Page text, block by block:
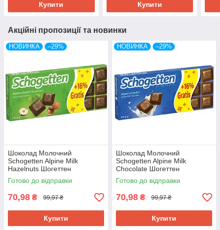
Купити Купити
Акційні пропозиції та новинки
НОВИНКА –29%
Шоколад Молочний
Schogetten Alpine Milk
Hazelnuts Шогеттен
Альпійське Молоко з
Фундуком 116,6 г Німеччина
Готово до відправки
70,98 ₴ 99,97 ₴
Купити
НОВИНКА –29%
Шоколад Молочний
Schogetten Alpine Milk
Chocolate Шогеттен
Альпійське Молоко 116,6 г
Німеччина
Готово до відправки
70,98 ₴ 99,97 ₴
Купити